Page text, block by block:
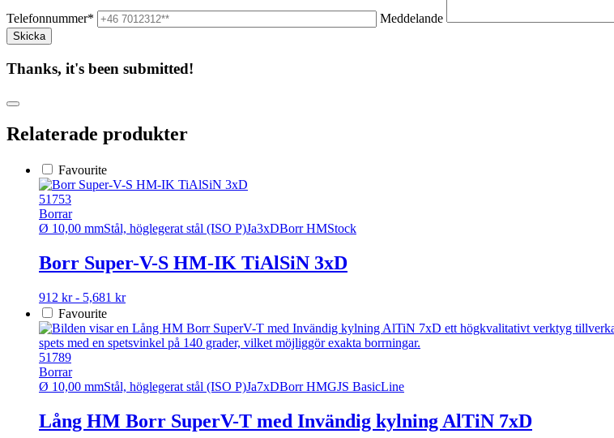
Telefonnummer* Meddelande
Thanks, it's been submitted!
Relaterade produkter
Favourite
51753
Borrar
Ø 10,00 mmStål, höglegerat stål (ISO P)Ja3xDBorr HMStock
Borr Super-V-S HM-IK TiAlSiN 3xD
912 kr - 5,681 krDen
produkten
har
De
alternativen
kan
Favourite
51789
Borrar
Ø 10,00 mmStål, höglegerat stål (ISO P)Ja7xDBorr HMGJS BasicLine
Lång HM Borr SuperV-T med Invändig kylning AlTiN 7xD